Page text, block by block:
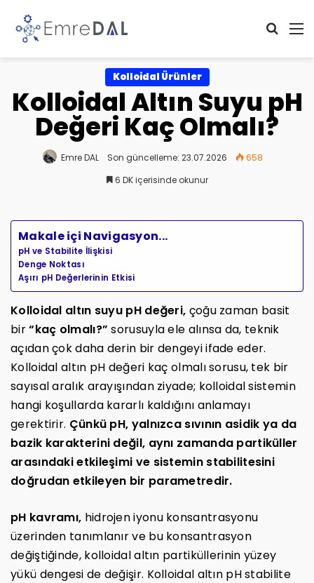
Kolloidal Ürünler
Kolloidal Altın Suyu pH
Değeri Kaç Olmalı?
Emre DAL Son güncelleme: 23.07.2026
658
6 DK içerisinde okunur
Makale içi Navigasyon...
pH ve Stabilite İlişkisi
Denge Noktası
Aşırı pH Değerlerinin Etkisi
Kolloidal altın suyu pH değeri, çoğu zaman basit
bir“kaç olmalı?” sorusuyla ele alınsa da, teknik
açıdan çok daha derin bir dengeyi ifade eder.
Kolloidal altın pH değeri kaç olmalı sorusu, tek bir
sayısal aralık arayışından ziyade; kolloidal sistemin
hangi koşullarda kararlı kaldığını anlamayı
gerektirir. Çünkü pH, yalnızca sıvının asidik ya da
bazik karakterini değil, aynı zamanda partiküller
arasındaki etkileşimi ve sistemin stabilitesini
doğrudan etkileyen bir parametredir.
pH kavramı, hidrojen iyonu konsantrasyonu
üzerinden tanımlanır ve bu konsantrasyon
değiştiğinde, kolloidal altın partiküllerinin yüzey
yükü dengesi de değişir. Kolloidal altın pH stabilite